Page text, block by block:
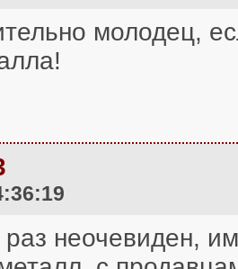
молодец,
неочевиден,